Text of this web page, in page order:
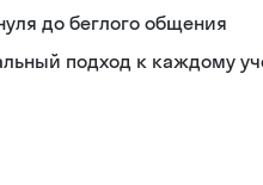
до беглого общения
подход к каждому